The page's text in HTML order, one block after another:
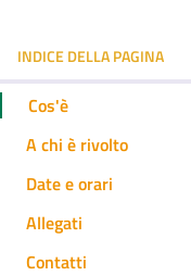
INDICE DELLA PAGINA
Cos'è
A chi è rivolto
Date e orari
Allegati
Contatti